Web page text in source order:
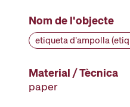
Nom de l'objecte
etiqueta d'ampolla
Material / Tècnica
paper